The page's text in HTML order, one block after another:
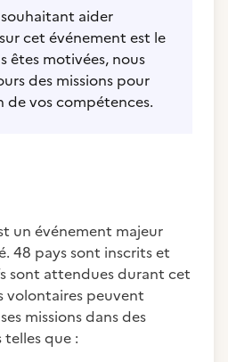
aider
cet événement est le
êtes motivées, nous
des missions pour
de vos compétences.
un événement majeur
48 pays sont inscrits et
sont attendues durant cet
volontaires peuvent
missions dans des
que :